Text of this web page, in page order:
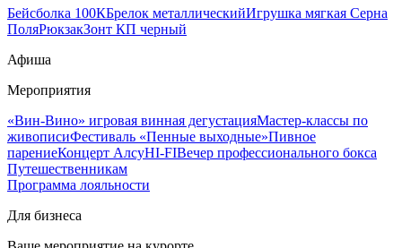
Бейсболка 100КБрелок металлическийИгрушка мягкая Серна
ПоляРюкзакЗонт КП черный
Афиша
Мероприятия
«Вин-Вино» игровая винная дегустацияМастер-классы по
живописиФестиваль «Пенные выходные»Пивное
парениеКонцерт АлсуHI-FIВечер профессионального бокса
Путешественникам
Программа лояльности
Для бизнеса